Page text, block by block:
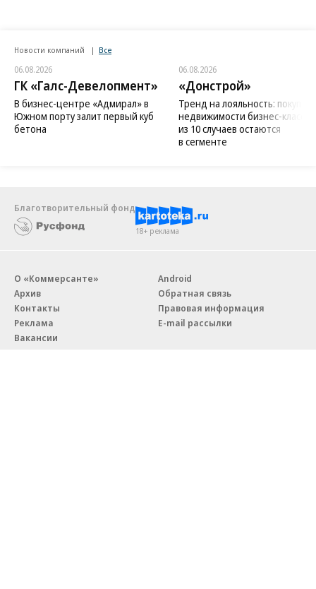
Новости компаний Все
06.08.2026
ГК «Галс-Девелопмент»
В бизнес-центре «Адмирал» в
Южном порту залит первый куб
бетона
06.08.2026
«Донстрой»
Тренд на лояльность:
недвижимости бизнес-класса
из 10 случаев остаются
в сегменте
Благотворительный фонд
18+ реклама
О «Коммерсанте»
Архив
Контакты
Реклама
Вакансии
Android
Обратная связь
Правовая информация
E-mail рассылки